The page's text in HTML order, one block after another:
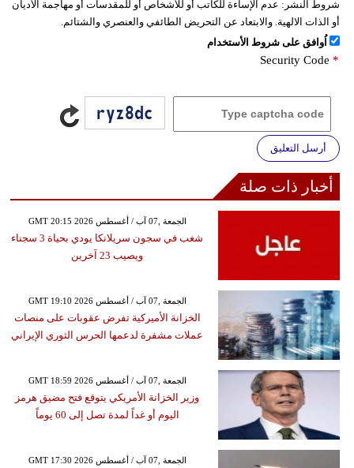
شروط النشر: عدم الإساءة للكاتب أو للأشخاص أو للمقدسات أو مهاجمة الأديان
أو الذات الالهية. والابتعاد عن التحريض الطائفي والعنصري والشتائم.
اُوافق على شروط الأستخدام
Security Code *
أرسل التعليق
أخبار ذات صلة
GMT 20:15 2026 الجمعة ,07 آب / أغسطس
شغب في سجون سريلانكا يودي بحياة 3 سجناء
ويصيب 23 آخرين
GMT 19:10 2026 الجمعة ,07 آب / أغسطس
الخزانة الأميركية تفرض عقوبات على منصات
عملات مشفرة لدعمها الحرس الثوري الإيراني
GMT 18:59 2026 الجمعة ,07 آب / أغسطس
وزير الخزانة الأمريكي يتوقع فتح مضيق هرمز
اليوم أو غداً لمدة تصل إلى 60 يوماً
GMT 17:30 2026 الجمعة ,07 آب / أغسطس